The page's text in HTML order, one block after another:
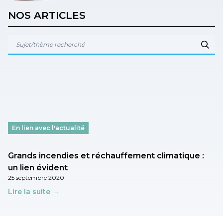
NOS ARTICLES
En lien avec l'actualité
Grands incendies et réchauffement climatique :
un lien évident
25 septembre 2020 -
Lire la suite →